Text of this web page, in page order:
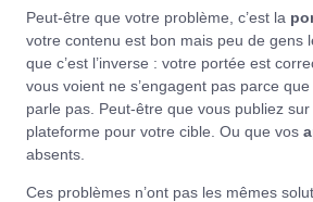
Peut-être que votre problème, c’est la
votre contenu est bon mais peu de gens
que c’est l’inverse : votre portée est
vous voient ne s’engagent pas parce
parle pas. Peut-être que vous publiez
plateforme pour votre cible. Ou que vos
absents.
Ces problèmes n’ont pas les mêmes